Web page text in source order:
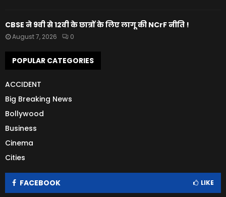
CBSE ने 9वी से 12वी के छात्रों के लिए लागू की NCrF नीति !
August 7, 2026 0
POPULAR CATEGORIES
ACCIDENT
Big Breaking News
Bollywood
Business
Cinema
Cities
FACEBOOK LIKE